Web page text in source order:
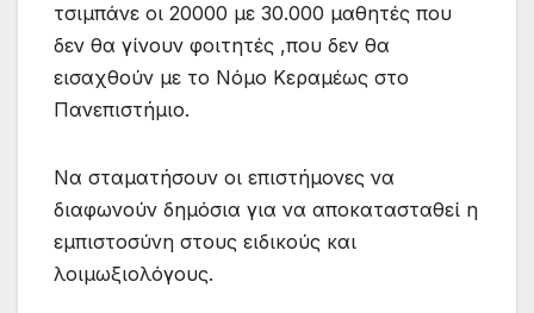
τσιμπάνε οι 20000 με 30.000 μαθητές που
δεν θα γίνουν φοιτητές ,που δεν θα
εισαχθούν με το Νόμο Κεραμέως στο
Πανεπιστήμιο.
Να σταματήσουν οι επιστήμονες να
διαφωνούν δημόσια για να αποκατασταθεί η
εμπιστοσύνη στους ειδικούς και
λοιμωξιολόγους.